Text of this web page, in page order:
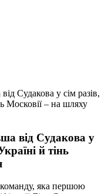
Судакова у сім разів,
Московії – на шляху
від Судакова у
й тінь
яка першою